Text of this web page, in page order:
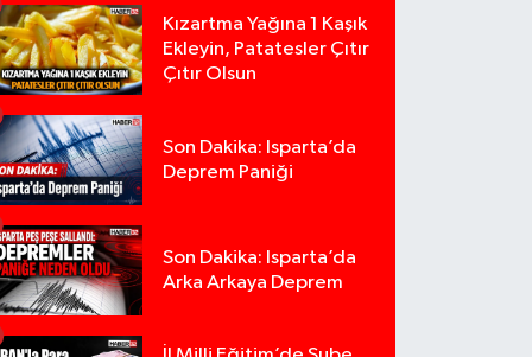
Kızartma Yağına 1 Kaşık
Ekleyin, Patatesler Çıtır
Çıtır Olsun
Son Dakika: Isparta’da
Deprem Paniği
Son Dakika: Isparta’da
Arka Arkaya Deprem